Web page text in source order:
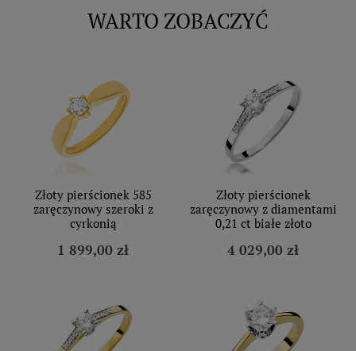
WARTO ZOBACZYĆ
Złoty pierścionek 585
zaręczynowy szeroki z
cyrkonią
1 899,00 zł
Złoty pierścionek
zaręczynowy z diamentami
0,21 ct białe złoto
4 029,00 zł